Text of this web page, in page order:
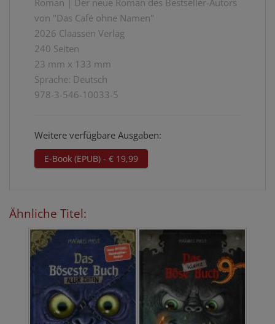
von "Das Café ohne Namen"
2026 Claassen Verlag
240 Seiten
23 mm x 133 mm
Sprache: Deutsch
978-3-546-10033-5
Weitere verfügbare Ausgaben:
E-Book (EPUB) - € 19,99
Ähnliche Titel: